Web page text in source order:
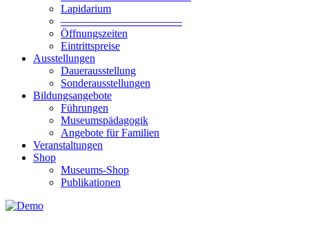
Lapidarium
––––––––––––––––––––––
Öffnungszeiten
Eintrittspreise
Ausstellungen
Dauerausstellung
Sonderausstellungen
Bildungsangebote
Führungen
Museumspädagogik
Angebote für Familien
Veranstaltungen
Shop
Museums-Shop
Publikationen